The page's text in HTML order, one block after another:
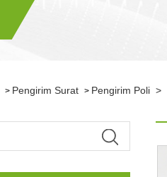
> Pengirim Surat > Pengirim Poli >